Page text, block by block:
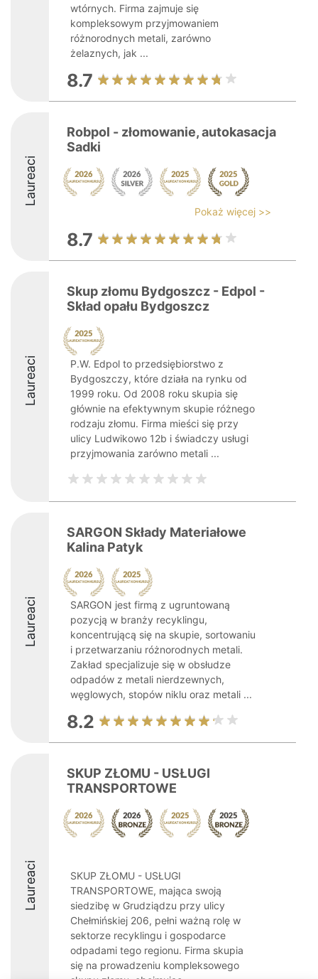
wtórnych. Firma zajmuje się
kompleksowym przyjmowaniem
różnorodnych metali, zarówno
żelaznych, jak ...
8.7
Laureaci
Robpol - złomowanie, autokasacja
Sadki
Pokaż więcej >>
8.7
Laureaci
Skup złomu Bydgoszcz - Edpol -
Skład opału Bydgoszcz
P.W. Edpol to przedsiębiorstwo z
Bydgoszczy, które działa na rynku od
1999 roku. Od 2008 roku skupia się
głównie na efektywnym skupie różnego
rodzaju złomu. Firma mieści się przy
ulicy Ludwikowo 12b i świadczy usługi
przyjmowania zarówno metali ...
Laureaci
SARGON Składy Materiałowe
Kalina Patyk
SARGON jest firmą z ugruntowaną
pozycją w branży recyklingu,
koncentrującą się na skupie, sortowaniu
i przetwarzaniu różnorodnych metali.
Zakład specjalizuje się w obsłudze
odpadów z metali nierdzewnych,
węglowych, stopów niklu oraz metali ...
8.2
Laureaci
SKUP ZŁOMU - USŁUGI
TRANSPORTOWE
SKUP ZŁOMU - USŁUGI
TRANSPORTOWE, mająca swoją
siedzibę w Grudziądzu przy ulicy
Chełmińskiej 206, pełni ważną rolę w
sektorze recyklingu i gospodarce
odpadami tego regionu. Firma skupia
się na prowadzeniu kompleksowego